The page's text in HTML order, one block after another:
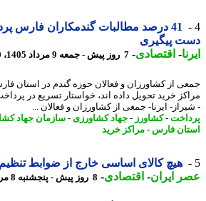
41 درصد مطالبات گندمکاران فارس
پیگیری
-اقتصادی-7 روز پیش - جمعه 9 مرداد 1405، 17:00
از کشاورزان و فعالان حوزه گندم در استان فارس
خرید تحویل داده اند، خواستار تسریع در پرداخت
ایرنا- جمعی از کشاورزان و فعالان ...
-کشاورز-جهاد کشاورزی- سازمان جهاد
فارس-مراکز خرید
هیچ کالای اساسی خارج از ضوابط تنظیم
ایران- اقتصادی-8 روز پیش - پنجشنبه 8 مرداد 1405، 11:20